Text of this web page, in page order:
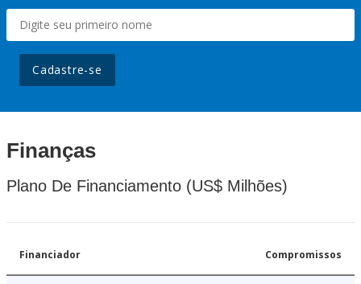
Cadastre-se
Finanças
Plano De Financiamento (US$ Milhões)
Financiador Compromissos